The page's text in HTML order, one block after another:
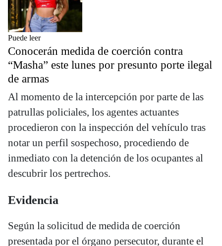
Puede leer
Conocerán medida de coerción contra
“Masha” este lunes por presunto porte ilegal
de armas
Al momento de la intercepción por parte de las
patrullas policiales, los agentes actuantes
procedieron con la inspección del vehículo tras
notar un perfil sospechoso, procediendo de
inmediato con la detención de los ocupantes al
descubrir los pertrechos.
Evidencia
Según la solicitud de medida de coerción
presentada por el órgano persecutor, durante el